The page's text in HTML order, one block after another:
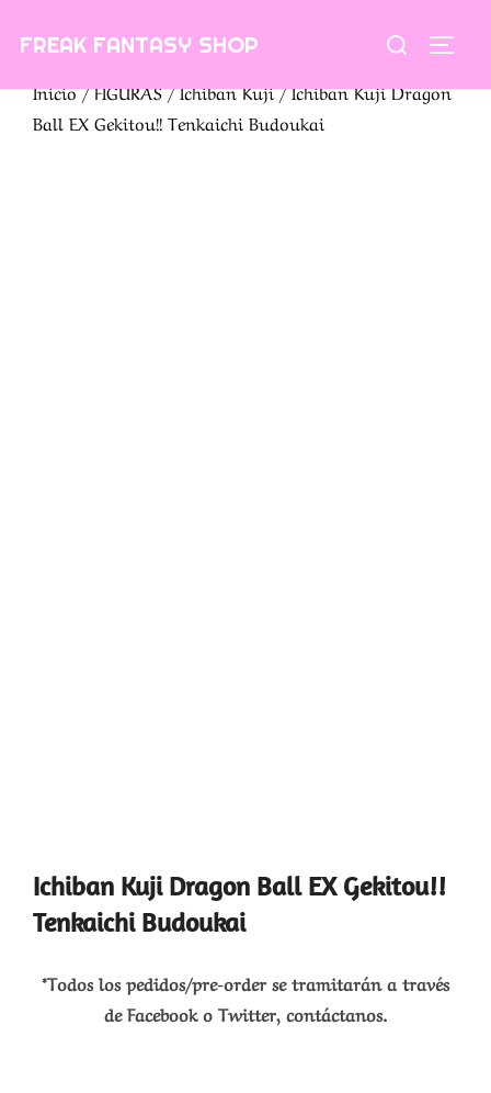
FREAK FANTASY SHOP Buscar:
Inicio/FIGURAS/Ichiban Kuji/ Ichiban Kuji Dragon
Ball EX Gekitou!! Tenkaichi Budoukai
Ichiban Kuji Dragon Ball EX Gekitou!!
Tenkaichi Budoukai
*Todos los pedidos/pre-order se tramitarán a través
de Facebook o Twitter, contáctanos.